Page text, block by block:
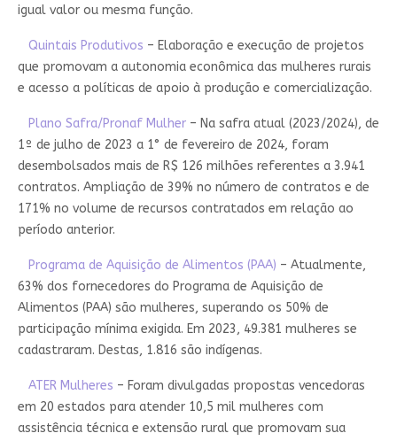
igual valor ou mesma função.
Quintais Produtivos – Elaboração e execução de projetos
que promovam a autonomia econômica das mulheres rurais
e acesso a políticas de apoio à produção e comercialização.
Plano Safra/Pronaf Mulher– Na safra atual (2023/2024), de
1º de julho de 2023 a 1° de fevereiro de 2024, foram
desembolsados mais de R$ 126 milhões referentes a 3.941
contratos. Ampliação de 39% no número de contratos e de
171% no volume de recursos contratados em relação ao
período anterior.
Programa de Aquisição de Alimentos (PAA) – Atualmente,
63% dos fornecedores do Programa de Aquisição de
Alimentos (PAA) são mulheres, superando os 50% de
participação mínima exigida. Em 2023, 49.381 mulheres se
cadastraram. Destas, 1.816 são indígenas.
ATER Mulheres – Foram divulgadas propostas vencedoras
em 20 estados para atender 10,5 mil mulheres com
assistência técnica e extensão rural que promovam sua